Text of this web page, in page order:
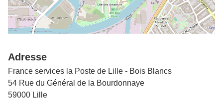
Adresse
France services la Poste de Lille - Bois Blancs
54 Rue du Général de la Bourdonnaye
59000 Lille